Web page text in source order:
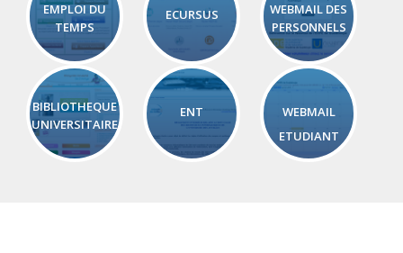
EMPLOI DU
TEMPS
ECURSUS
WEBMAIL DES
PERSONNELS
BIBLIOTHEQUE
UNIVERSITAIRE
ENT
WEBMAIL
ETUDIANT